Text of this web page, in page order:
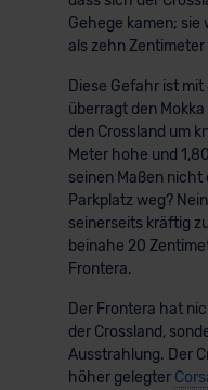
Gehege kamen;
als zehn
Diese Gefahr ist
überragt den
den Crossland um
Meter hohe und
seinen Maßen nicht
Parkplatz weg?
seinerseits kräftig
beinahe 20
Frontera.
Der Frontera hat
der Crossland,
Ausstrahlung. Der
höher gelegter